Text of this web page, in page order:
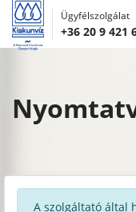
Ügyfélszolgálat
+36 20 9 421
A szolgáltató által